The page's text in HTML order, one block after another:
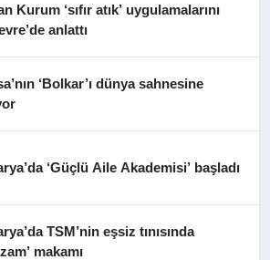
Kurum ‘sıfır atık’ uygulamalarını
anlattı
‘Bolkar’ı dünya sahnesine
‘Güçlü Aile Akademisi’ başladı
TSM’nin eşsiz tınısında
makamı